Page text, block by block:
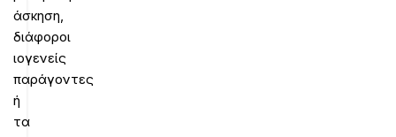
άσκηση,
διάφοροι
ιογενείς
παράγοντες
ή
τα